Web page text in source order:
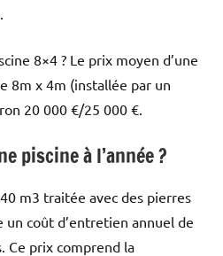
8×4 ? Le prix moyen d’une
8m x 4m (installée par un
20 000 €/25 000 €.
piscine à l’année ?
m3 traitée avec des pierres
coût d’entretien annuel de
Ce prix comprend la